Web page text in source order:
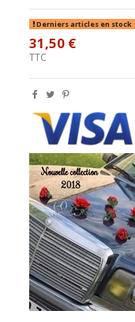
Derniers articles en stock
31,50 €
TTC